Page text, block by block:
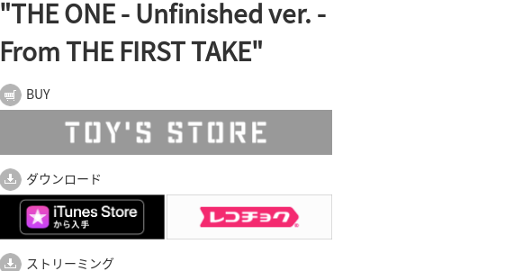
"THE ONE - Unfinished ver. -
From THE FIRST TAKE"
BUY
ダウンロード
ストリーミング